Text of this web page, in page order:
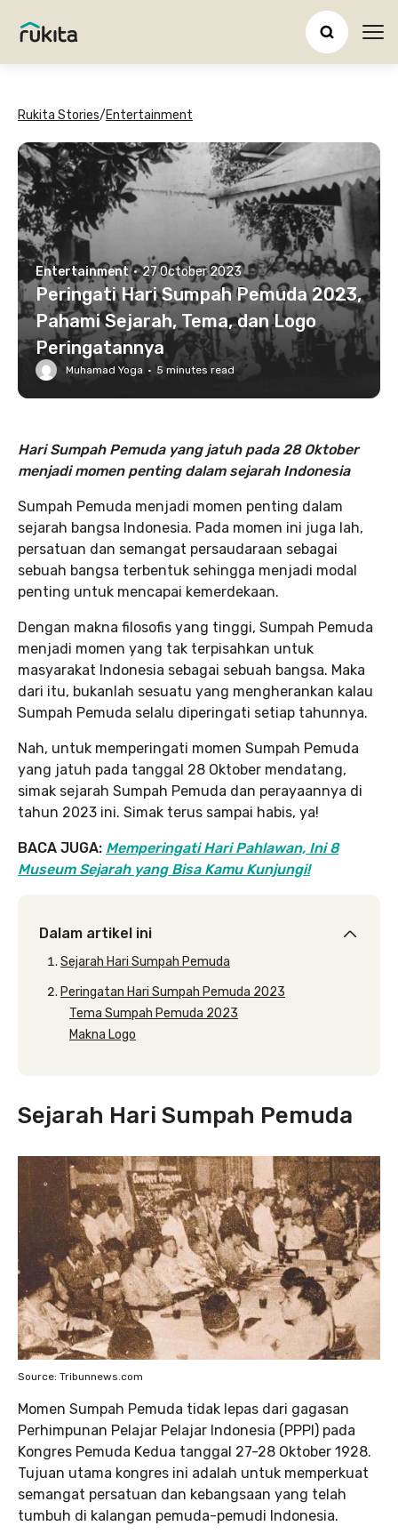
Rukita Stories/Entertainment
Entertainment · 27 October 2023
Peringati Hari Sumpah Pemuda 2023,
Pahami Sejarah, Tema, dan Logo
Peringatannya
Muhamad Yoga · 5 minutes read
Hari Sumpah Pemuda yang jatuh pada 28 Oktober
menjadi momen penting dalam sejarah Indonesia
Sumpah Pemuda menjadi momen penting dalam
sejarah bangsa Indonesia. Pada momen ini juga lah,
persatuan dan semangat persaudaraan sebagai
sebuah bangsa terbentuk sehingga menjadi modal
penting untuk mencapai kemerdekaan.
Dengan makna filosofis yang tinggi, Sumpah Pemuda
menjadi momen yang tak terpisahkan untuk
masyarakat Indonesia sebagai sebuah bangsa. Maka
dari itu, bukanlah sesuatu yang mengherankan kalau
Sumpah Pemuda selalu diperingati setiap tahunnya.
Nah, untuk memperingati momen Sumpah Pemuda
yang jatuh pada tanggal 28 Oktober mendatang,
simak sejarah Sumpah Pemuda dan perayaannya di
tahun 2023 ini. Simak terus sampai habis, ya!
BACA JUGA: Memperingati Hari Pahlawan, Ini 8
Museum Sejarah yang Bisa Kamu Kunjungi!
Dalam artikel ini
Sejarah Hari Sumpah Pemuda
Peringatan Hari Sumpah Pemuda 2023
Tema Sumpah Pemuda 2023
Makna Logo
Sejarah Hari Sumpah Pemuda
Source: Tribunnews.com
Momen Sumpah Pemuda tidak lepas dari gagasan
Perhimpunan Pelajar Pelajar Indonesia (PPPI) pada
Kongres Pemuda Kedua tanggal 27-28 Oktober 1928.
Tujuan utama kongres ini adalah untuk memperkuat
semangat persatuan dan kebangsaan yang telah
tumbuh di kalangan pemuda-pemudi Indonesia.